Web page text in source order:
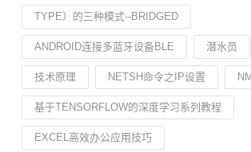
TYPE）的三种模式--BRIDGED
ANDROID连接多蓝牙设备BLE 潜水员
技术原理 NETSH命令之IP设置
基于TENSORFLOW的深度学习系列教程
EXCEL高效办公应用技巧